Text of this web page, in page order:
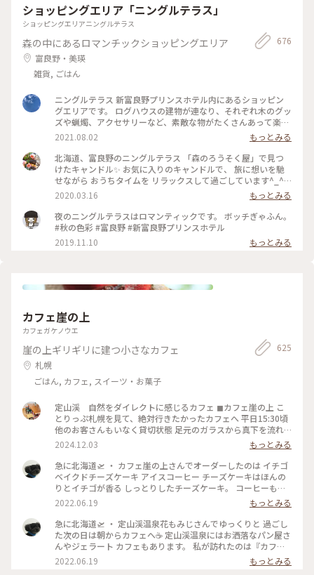
ショッピングエリア「ニングルテラス」
ショッピングエリアニングルテラス
森の中にあるロマンチックショッピングエリア
富良野・美瑛
雑貨, ごはん
676
ニングルテラス 新富良野プリンスホテル内にあるショッピン
グエリアです。 ログハウスの建物が連なり、それぞれ木のグッ
ズや蝋燭、アクセサリーなど、素敵な物がたくさんあって楽し
いです♪ #ニングルテラス #新富良野プリンスホテル #富良野
#北海道
2021.08.02
もっとみる
北海道、富良野のニングルテラス 「森のろうそく屋」で見つ
けたキャンドル✨ お気に入りのキャンドルで、 旅に想いを馳
せながら おうちタイムを リラックスして過ごしています^_^ #
北海道 #富良野 #ニングルテラス #森のろうそく屋 #キャンド
ル #メルヘン #旅の思い出 #憧れの地
2020.03.16
もっとみる
夜のニングルテラスはロマンティックです。 ボッチぎゃふん。
#秋の色彩 #富良野 #新富良野プリンスホテル
2019.11.10
もっとみる
カフェ崖の上
カフェガケノウエ
崖の上ギリギリに建つ小さなカフェ
札幌
ごはん, カフェ, スイーツ・お菓子
625
定山渓 自然をダイレクトに感じるカフェ ◼︎カフェ崖の上 こ
とりっぷ札幌を見て、絶対行きたかったカフェへ 平日15:30頃
他のお客さんもいなく貸切状態 足元のガラスから真下を流れ
る清流が眺められる席を選び、川のせせらぎと(実際は前日の
雨のせいか結構激しい流れ)静かな店内に流れる音楽に癒し𓅨
リスとか会いたかった🐿️💕 コーヒーもケーキも美味しくっ
て、また色んな季節も感じたい素敵なお店でした！ #ベストト
リップ2024 #北海道 #札幌 #定山渓
2024.12.03
もっとみる
急に北海道🛫 ・ カフェ崖の上さんでオーダーしたのは イチゴ
ベイクドチーズケーキ アイスコーヒー チーズケーキはほんの
りとイチゴが香る しっとりしたチーズケーキ。 コーヒーもス
ッキリとした軽いコーヒーで 朝にはピッタリでした☺️ ・ #ア
ートみたいな景色 #Myことりっぷ #カフェ崖の上 #定山渓 #定
山渓温泉
2022.06.19
もっとみる
急に北海道🛫 ・ 定山渓温泉花もみじさんでゆっくりと 過ごし
た次の日は朝からカフェへ☕ 定山渓温泉にはお洒落なパン屋さ
んやジェラート カフェもあります。 私が訪れたのは『カフェ
崖の上』さん。 本当に崖の上に建ってまーす！ちょっと怖
い。 店内は静かなボサノヴァが流れ、コーヒーの 良い香りが
2022.06.19 もっとみる